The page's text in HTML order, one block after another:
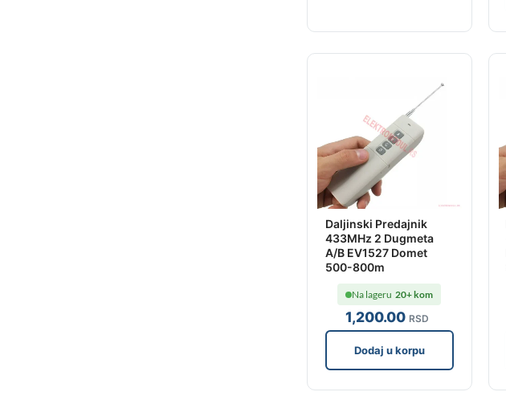
Daljinski Predajnik
433MHz 2 Dugmeta
A/B EV1527 Domet
500-800m
1,200.00 RSD
Na lageru 20+ kom
Dodaj u korpu